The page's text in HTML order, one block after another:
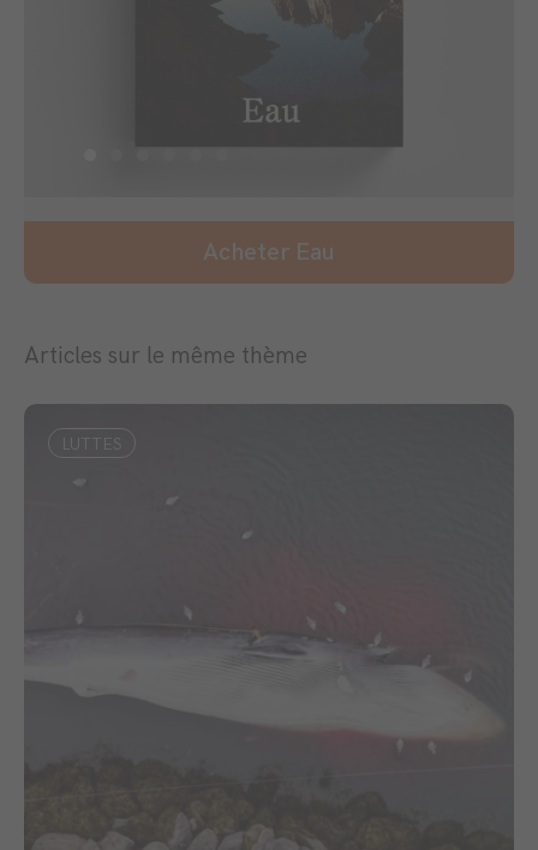
Acheter Eau
Articles sur le même thème
LUTTES